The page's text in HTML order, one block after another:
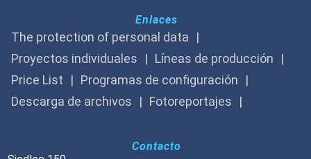
Enlaces
The protection of personal data
Proyectos individuales
Líneas de producción
Price List
Programas de configuración
Descarga de archivos
Fotoreportajes
Contacto